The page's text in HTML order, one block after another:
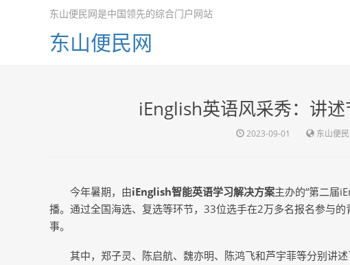
东山便民网是中国领先的综合门户网站
东山便民网
iEnglish英语风采秀：讲
2023-09-01 东山便
今年暑期，由iEnglish智能英语学习解决方案主办的“第二届
播。通过全国海选、复选等环节，33位选手在2万多名报名参与
事。
其中，郑子灵、陈启航、魏亦明、陈鸿飞和芦宇菲等分别讲